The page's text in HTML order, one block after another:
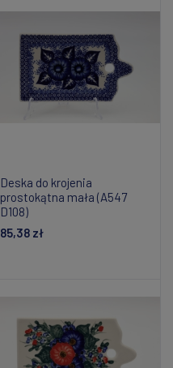
Deska do krojenia
prostokątna mała (A547
D108)
85,38 zł